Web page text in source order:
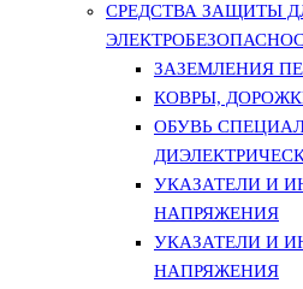
СРЕДСТВА ЗАЩИТЫ
ЗАЗЕМЛЕНИЯ
КОВРЫ,
ОБУВЬ
УКАЗАТЕЛИ И
НАПРЯЖЕНИЯ
УКАЗАТЕЛИ И
НАПРЯЖЕНИЯ